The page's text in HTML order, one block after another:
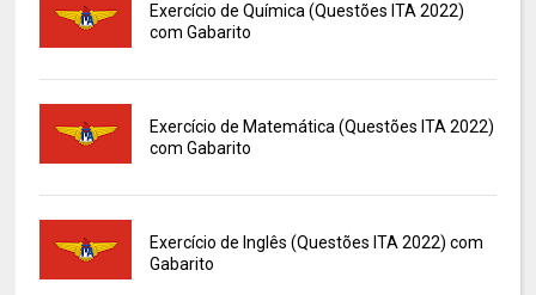
Exercício de Química (Questões ITA 2022)
com Gabarito
Exercício de Matemática (Questões ITA 2022)
com Gabarito
Exercício de Inglês (Questões ITA 2022) com
Gabarito